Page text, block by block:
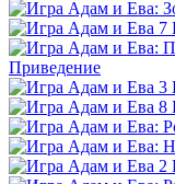
Приведение